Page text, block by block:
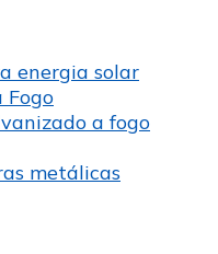
energia solar
Fogo
a fogo
metálicas